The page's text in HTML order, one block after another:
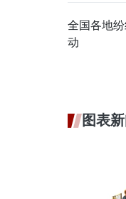
全国各地
动
图表